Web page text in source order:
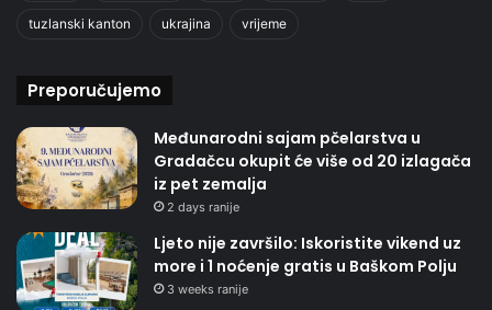
tuzlanski kanton ukrajina vrijeme
Preporučujemo
Međunarodni sajam pčelarstva u
Gradačcu okupit će više od 20 izlagača
iz pet zemalja
2 days ranije
Ljeto nije završilo: Iskoristite vikend uz
more i 1 noćenje gratis u Baškom Polju
3 weeks ranije